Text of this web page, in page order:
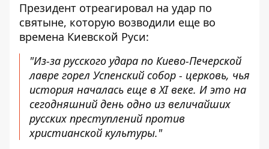
Президент отреагировал на удар по
святыне, которую возводили еще во
времена Киевской Руси:
"Из-за русского удара по Киево-Печерской
лавре горел Успенский собор - церковь, чья
история началась еще в XI веке. И это на
сегодняшний день одно из величайших
русских преступлений против
христианской культуры."